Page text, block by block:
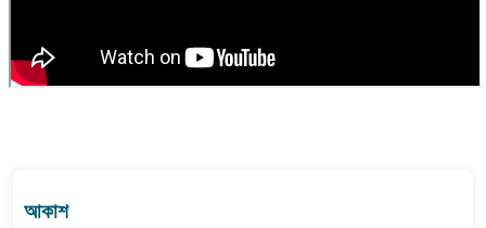
আকাশ